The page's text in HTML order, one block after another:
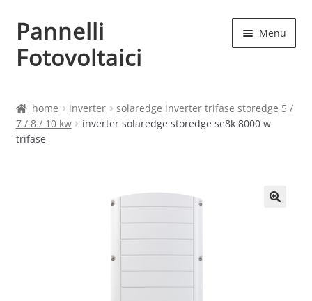
Vai
alla
navigazione
Vai
al
contenuto
Pannelli
Fotovoltaici
Menu
Cart
home inverter
solaredge inverter trifase storedge 5 /
7 / 8 / 10 kw
inverter solaredge storedge se8k 8000 w
trifase